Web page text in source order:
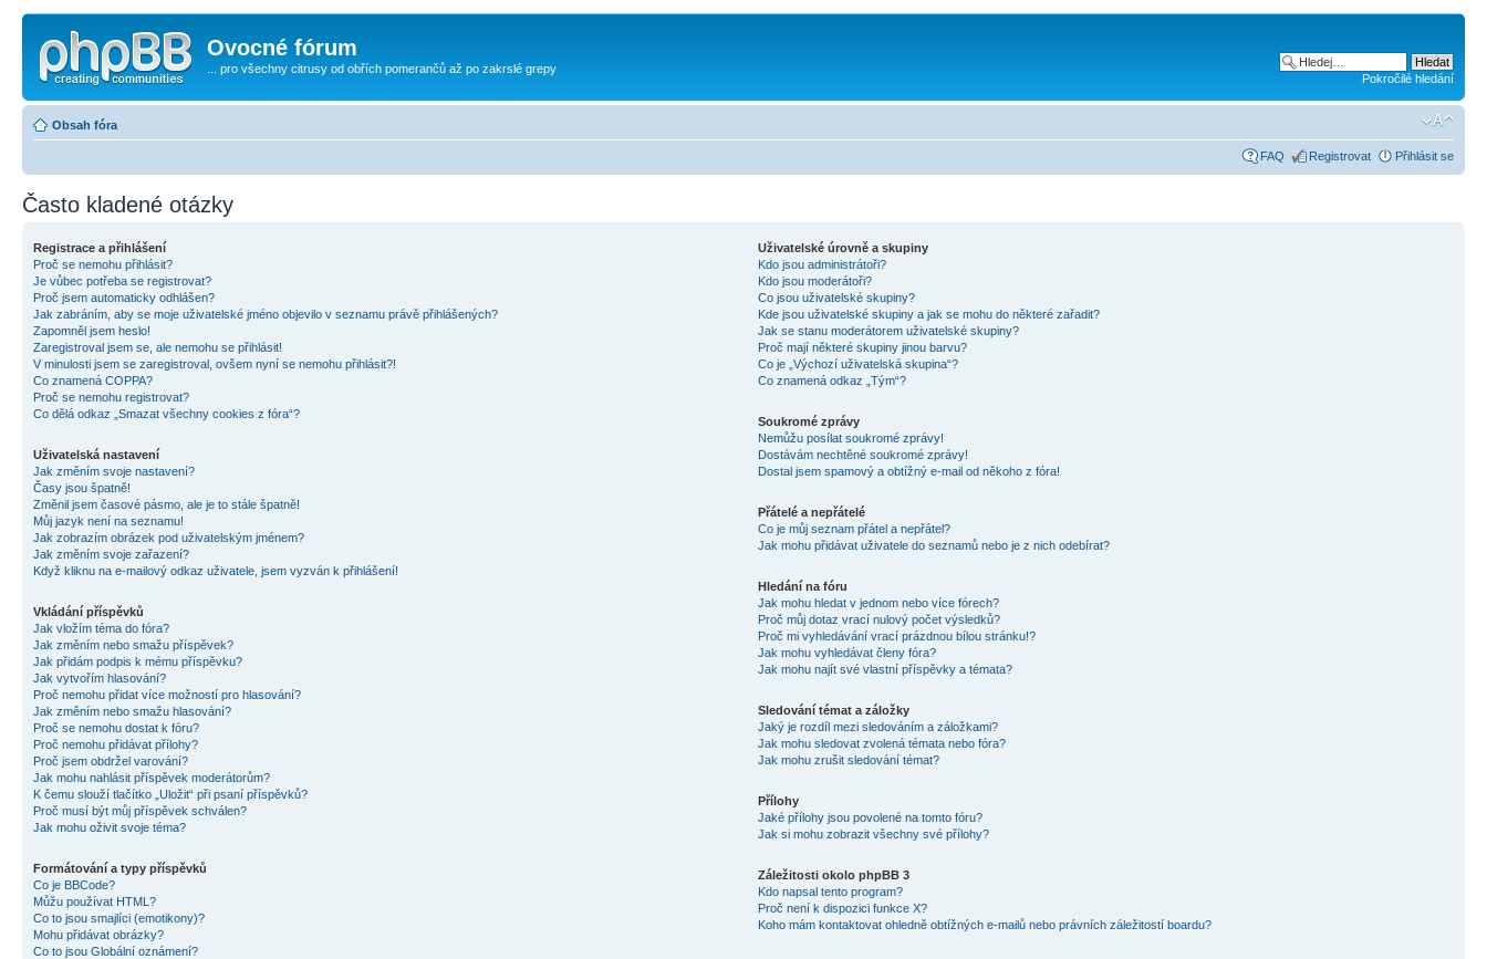
Ovocné fórum
... pro všechny citrusy od obřích pomerančů až po zakrslé grepy
Pokročilé hledání
Obsah fóra
FAQ Registrovat Přihlásit se
Často kladené otázky
Registrace a přihlášení
Proč se nemohu přihlásit?
Je vůbec potřeba se registrovat?
Proč jsem automaticky odhlášen?
Jak zabráním, aby se moje uživatelské jméno objevilo v seznamu právě přihlášených?
Zapomněl jsem heslo!
Zaregistroval jsem se, ale nemohu se přihlásit!
V minulosti jsem se zaregistroval, ovšem nyní se nemohu přihlásit?!
Co znamená COPPA?
Proč se nemohu registrovat?
Co dělá odkaz „Smazat všechny cookies z fóra“?
Uživatelská nastavení
Jak změním svoje nastavení?
Časy jsou špatně!
Změnil jsem časové pásmo, ale je to stále špatně!
Můj jazyk není na seznamu!
Jak zobrazím obrázek pod uživatelským jménem?
Jak změním svoje zařazení?
Když kliknu na e-mailový odkaz uživatele, jsem vyzván k přihlášení!
Vkládání příspěvků
Jak vložím téma do fóra?
Jak změním nebo smažu příspěvek?
Jak přidám podpis k mému příspěvku?
Jak vytvořím hlasování?
Proč nemohu přidat více možností pro hlasování?
Jak změním nebo smažu hlasování?
Proč se nemohu dostat k fóru?
Proč nemohu přidávat přílohy?
Proč jsem obdržel varování?
Jak mohu nahlásit příspěvek moderátorům?
K čemu slouží tlačítko „Uložit“ při psaní příspěvků?
Proč musí být můj příspěvek schválen?
Jak mohu oživit svoje téma?
Formátování a typy příspěvků
Co je BBCode?
Můžu používat HTML?
Co to jsou smajlíci (emotikony)?
Mohu přidávat obrázky?
Co to jsou Globální oznámení?
Uživatelské úrovně a skupiny
Kdo jsou administrátoři?
Kdo jsou moderátoři?
Co jsou uživatelské skupiny?
Kde jsou uživatelské skupiny a jak se mohu do některé zařadit?
Jak se stanu moderátorem uživatelské skupiny?
Proč mají některé skupiny jinou barvu?
Co je „Výchozí uživatelská skupina“?
Co znamená odkaz „Tým“?
Soukromé zprávy
Nemůžu posílat soukromé zprávy!
Dostávám nechtěné soukromé zprávy!
Dostal jsem spamový a obtížný e-mail od někoho z fóra!
Přátelé a nepřátelé
Co je můj seznam přátel a nepřátel?
Jak mohu přidávat uživatele do seznamů nebo je z nich odebírat?
Hledání na fóru
Jak mohu hledat v jednom nebo více fórech?
Proč můj dotaz vrací nulový počet výsledků?
Proč mi vyhledávání vrací prázdnou bílou stránku!?
Jak mohu vyhledávat členy fóra?
Jak mohu najít své vlastní příspěvky a témata?
Sledování témat a záložky
Jaký je rozdíl mezi sledováním a záložkami?
Jak mohu sledovat zvolená témata nebo fóra?
Jak mohu zrušit sledování témat?
Přílohy
Jaké přílohy jsou povolené na tomto fóru?
Jak si mohu zobrazit všechny své přílohy?
Záležitosti okolo phpBB 3
Kdo napsal tento program?
Proč není k dispozici funkce X?
Koho mám kontaktovat ohledně obtížných e-mailů nebo právních záležitostí boardu?